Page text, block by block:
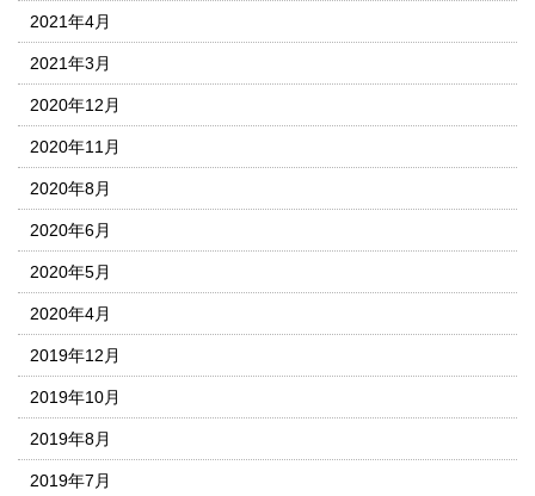
2021年4月
2021年3月
2020年12月
2020年11月
2020年8月
2020年6月
2020年5月
2020年4月
2019年12月
2019年10月
2019年8月
2019年7月